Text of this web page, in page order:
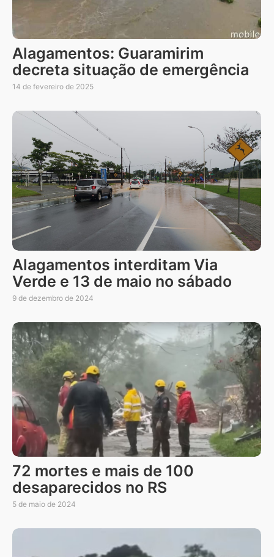
Alagamentos: Guaramirim
decreta situação de emergência
14 de fevereiro de 2025
Alagamentos interditam Via
Verde e 13 de maio no sábado
9 de dezembro de 2024
72 mortes e mais de 100
desaparecidos no RS
5 de maio de 2024